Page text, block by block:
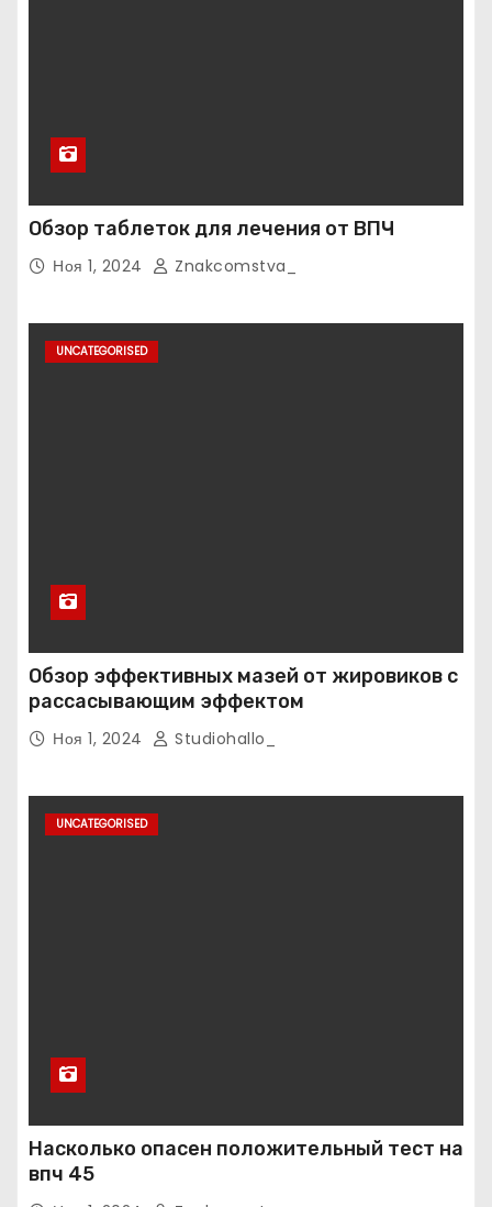
Обзор таблеток для лечения от ВПЧ
Ноя 1, 2024 Znakcomstva_
UNCATEGORISED
Обзор эффективных мазей от жировиков с
рассасывающим эффектом
Ноя 1, 2024 Studiohallo_
UNCATEGORISED
Насколько опасен положительный тест на
впч 45